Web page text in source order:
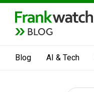
BLOG
Blog AI & Tech